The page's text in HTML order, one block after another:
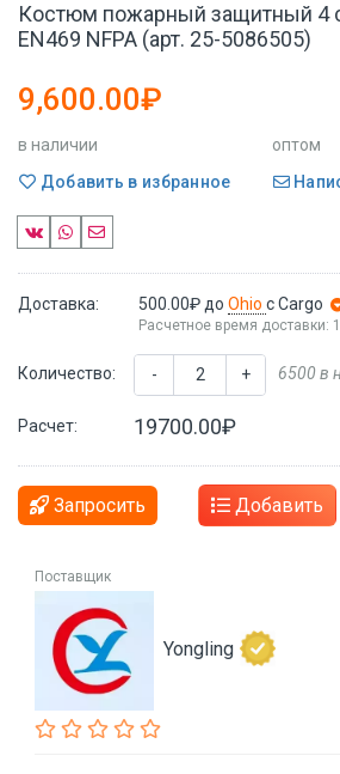
Костюм пожарный защитный 4
EN469 NFPA (арт. 25-5086505)
9,600.00₽
в наличии
оптом
Добавить в избранное
Доставка: 500.00₽ до Ohio с Cargo
Расчетное время доставки:
Количество: - + 6500 в
Расчет: 19700.00₽
Запросить Добавить
Поставщик
Yongling